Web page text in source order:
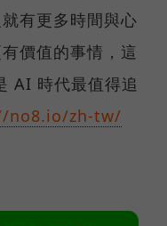
有更多時間與心
價值的事情，這
AI 時代最值得追
no8.io/zh-tw/